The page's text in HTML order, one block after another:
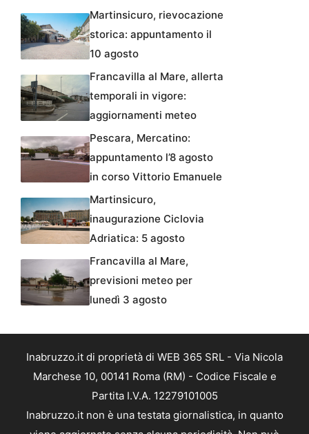
Martinsicuro, rievocazione
storica: appuntamento il
10 agosto
Francavilla al Mare, allerta
temporali in vigore:
aggiornamenti meteo
Pescara, Mercatino:
appuntamento l’8 agosto
in corso Vittorio Emanuele
Martinsicuro,
inaugurazione Ciclovia
Adriatica: 5 agosto
Francavilla al Mare,
previsioni meteo per
lunedì 3 agosto
Inabruzzo.it di proprietà di WEB 365 SRL - Via Nicola
Marchese 10, 00141 Roma (RM) - Codice Fiscale e
Partita I.V.A. 12279101005
Inabruzzo.it non è una testata giornalistica, in quanto